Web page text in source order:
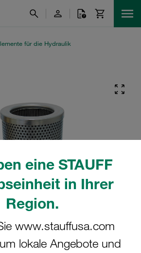
eine STAUFF
in Ihrer
Region.
www.stauffusa.com
lokale Angebote und
für die Hydraulik